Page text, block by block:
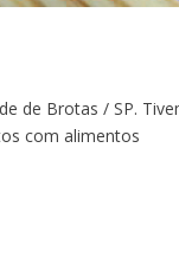
de Brotas / SP.
com alimentos